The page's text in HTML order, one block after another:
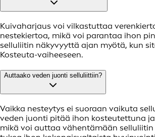
Kuivaharjaus voi vilkastuttaa
nestekiertoa, mikä voi parantaa ihon
selluliitin näkyvyyttä ajan myötä, kun
Kosteuta-vaiheeseen.
Auttaako veden juonti selluliittiin?
Vaikka nesteytys ei suoraan vaikuta
veden juonti pitää ihon kosteutettuna
mikä voi auttaa vähentämään